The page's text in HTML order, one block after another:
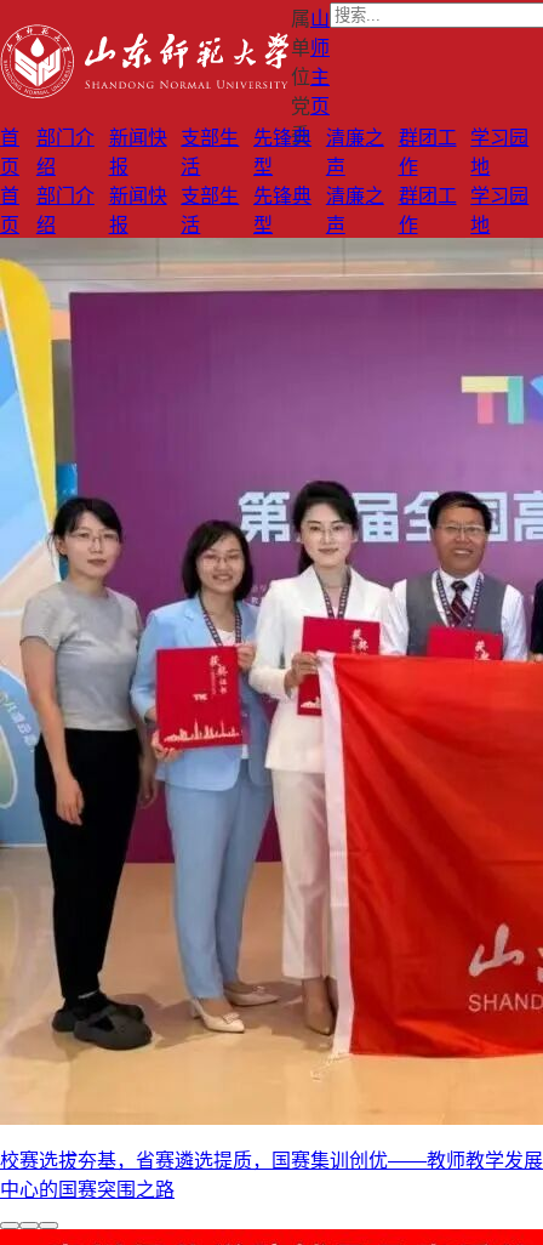
属
单
位
党
委
山
师
主
页
首
页
部门介
绍
新闻快
报
支部生
活
先锋典
型
清廉之
声
群团工
作
学习园
地
首
页
部门介
绍
新闻快
报
支部生
活
先锋典
型
清廉之
声
群团工
作
学习园
地
校赛选拔夯基，省赛遴选提质，国赛集训创优——教师教学发展
中心的国赛突围之路